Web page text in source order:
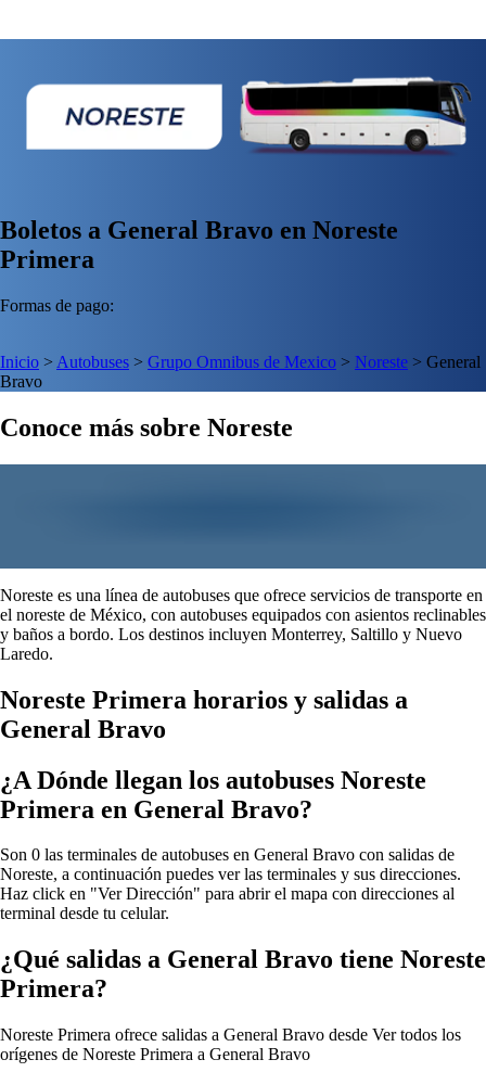
Boletos a General Bravo en Noreste
Primera
Formas de pago:
Inicio > Autobuses > Grupo Omnibus de Mexico > Noreste > General
Bravo
Conoce más sobre Noreste
Noreste es una línea de autobuses que ofrece servicios de transporte en
el noreste de México, con autobuses equipados con asientos reclinables
y baños a bordo. Los destinos incluyen Monterrey, Saltillo y Nuevo
Laredo.
Noreste Primera horarios y salidas a
General Bravo
¿A Dónde llegan los autobuses Noreste
Primera en General Bravo?
Son 0 las terminales de autobuses en General Bravo con salidas de
Noreste, a continuación puedes ver las terminales y sus direcciones.
Haz click en "Ver Dirección" para abrir el mapa con direcciones al
terminal desde tu celular.
¿Qué salidas a General Bravo tiene Noreste
Primera?
Noreste Primera ofrece salidas a General Bravo desde Ver todos los
orígenes de Noreste Primera a General Bravo